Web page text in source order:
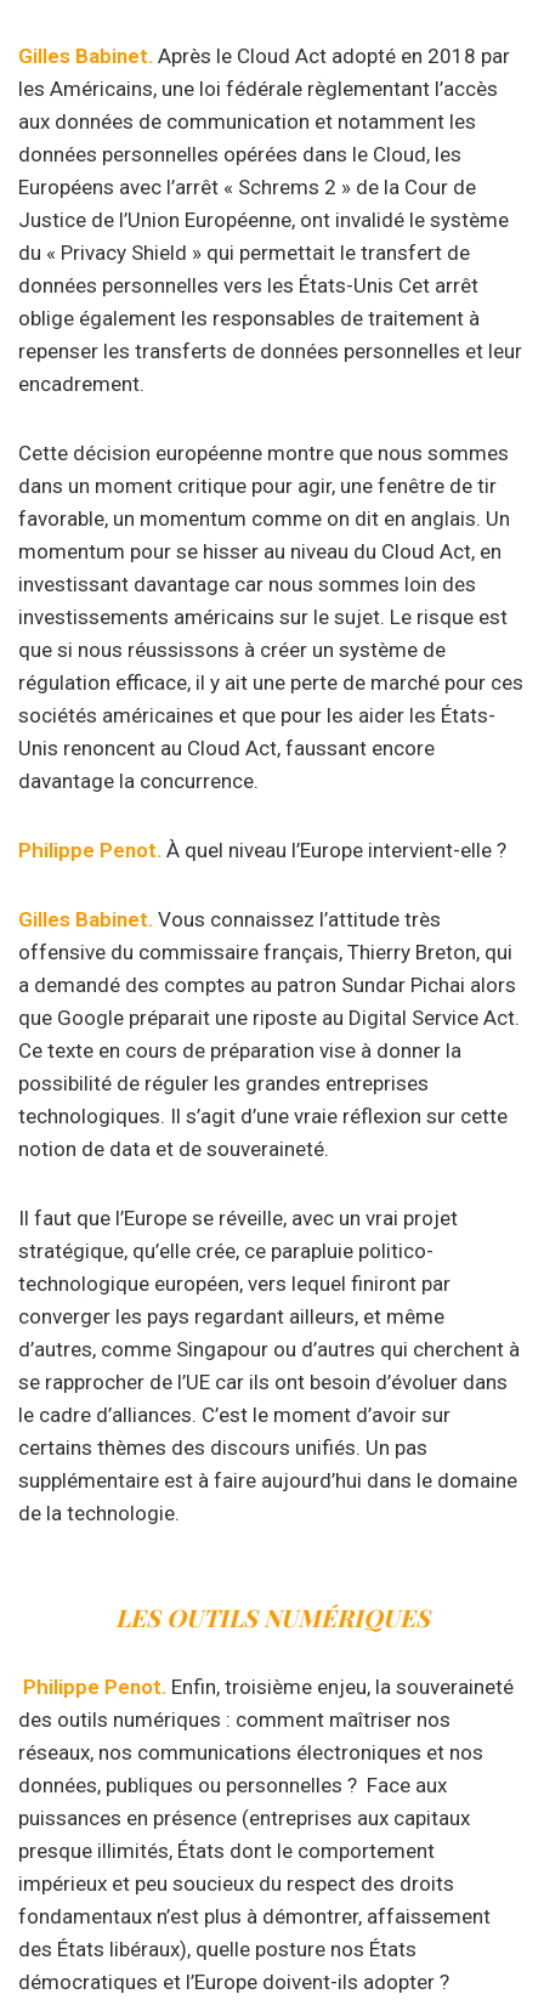
Gilles Babinet. Après le Cloud Act adopté en 2018 par
les Américains, une loi fédérale règlementant l’accès
aux données de communication et notamment les
données personnelles opérées dans le Cloud, les
Européens avec l’arrêt « Schrems 2 » de la Cour de
Justice de l’Union Européenne, ont invalidé le système
du « Privacy Shield » qui permettait le transfert de
données personnelles vers les États-Unis Cet arrêt
oblige également les responsables de traitement à
repenser les transferts de données personnelles et leur
encadrement.
Cette décision européenne montre que nous sommes
dans un moment critique pour agir, une fenêtre de tir
favorable, un momentum comme on dit en anglais. Un
momentum pour se hisser au niveau du Cloud Act, en
investissant davantage car nous sommes loin des
investissements américains sur le sujet. Le risque est
que si nous réussissons à créer un système de
régulation efficace, il y ait une perte de marché pour ces
sociétés américaines et que pour les aider les États-
Unis renoncent au Cloud Act, faussant encore
davantage la concurrence.
Philippe Penot. À quel niveau l’Europe intervient-elle ?
Gilles Babinet. Vous connaissez l’attitude très
offensive du commissaire français, Thierry Breton, qui
a demandé des comptes au patron Sundar Pichai alors
que Google préparait une riposte au Digital Service Act.
Ce texte en cours de préparation vise à donner la
possibilité de réguler les grandes entreprises
technologiques. Il s’agit d’une vraie réflexion sur cette
notion de data et de souveraineté.
Il faut que l’Europe se réveille, avec un vrai projet
stratégique, qu’elle crée, ce parapluie politico-
technologique européen, vers lequel finiront par
converger les pays regardant ailleurs, et même
d’autres, comme Singapour ou d’autres qui cherchent à
se rapprocher de l’UE car ils ont besoin d’évoluer dans
le cadre d’alliances. C’est le moment d’avoir sur
certains thèmes des discours unifiés. Un pas
supplémentaire est à faire aujourd’hui dans le domaine
de la technologie.
LES OUTILS NUMÉRIQUES
Philippe Penot. Enfin, troisième enjeu, la souveraineté
des outils numériques : comment maîtriser nos
réseaux, nos communications électroniques et nos
données, publiques ou personnelles ? Face aux
puissances en présence (entreprises aux capitaux
presque illimités, États dont le comportement
impérieux et peu soucieux du respect des droits
fondamentaux n’est plus à démontrer, affaissement
des États libéraux), quelle posture nos États
démocratiques et l’Europe doivent-ils adopter ?